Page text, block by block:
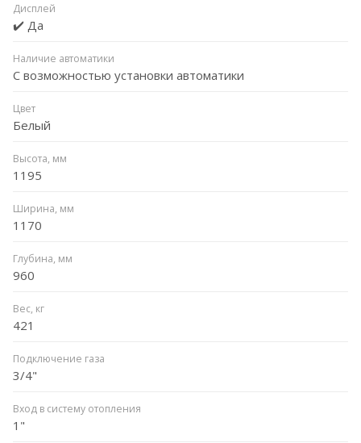
Дисплей
✔️ Да
Наличие автоматики
С возможностью установки автоматики
Цвет
Белый
Высота, мм
1195
Ширина, мм
1170
Глубина, мм
960
Вес, кг
421
Подключение газа
3/4"
Вход в систему отопления
1"